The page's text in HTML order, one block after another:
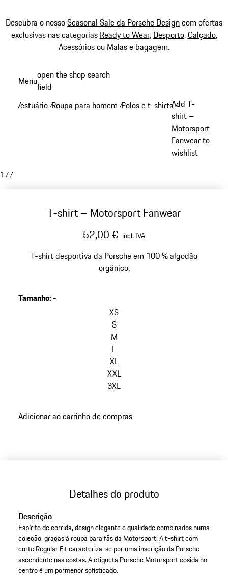
Descubra o nossoSeasonal Sale da Porsche Designcom ofertas
exclusivas nas categorias Ready to Wear, Desporto,Calçado,
Acessóriosou Malas e bagagem.
conteúdo
Menuopen the shop search
field
Vestuário /Roupa para homem /Polos e t-shirts/
Add T-
shirt –
Motorsport
Fanwear to
wishlist
1 /7
T-shirt – Motorsport Fanwear
52,00 € incl. IVA
T-shirt desportiva da Porsche em 100 % algodão
orgânico.
Tamanho:-
XS
S
M
L
XL
XXL
3XL
às
Adicionar ao carrinho de compras
Detalhes do produto
Descrição
Espírito de corrida, design elegante e qualidade combinados numa
coleção, graças à roupa para fãs da Motorsport. A t-shirt com
corte Regular Fit caracteriza-se por uma inscrição da Porsche
ascendente nas costas. A etiqueta Porsche Motorsport cosida no
centro é um pormenor sofisticado.